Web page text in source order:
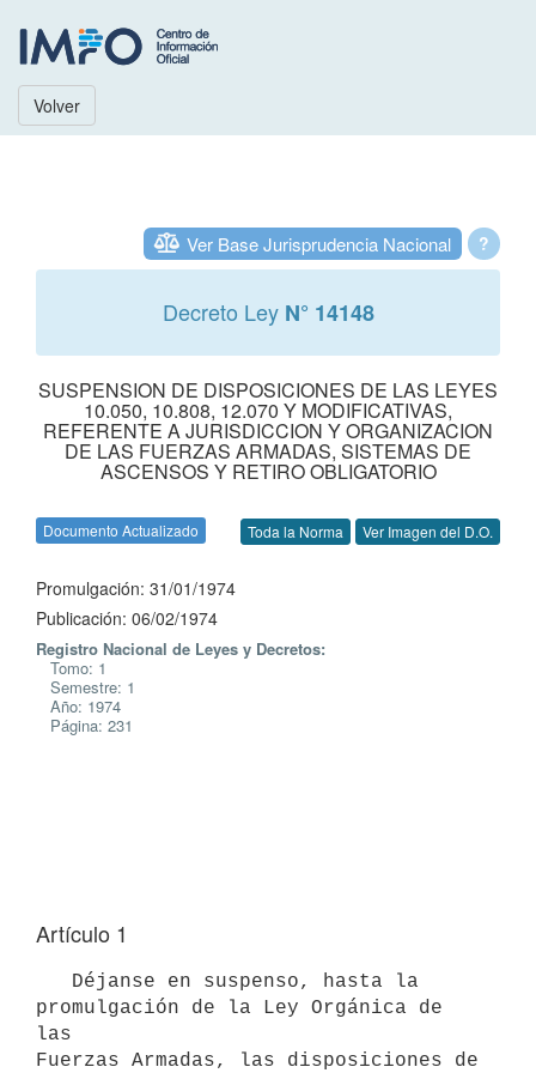
Volver
?
Ver Base Jurisprudencia Nacional
Decreto Ley N° 14148
SUSPENSION DE DISPOSICIONES DE LAS LEYES
10.050, 10.808, 12.070 Y MODIFICATIVAS,
REFERENTE A JURISDICCION Y ORGANIZACION
DE LAS FUERZAS ARMADAS, SISTEMAS DE
ASCENSOS Y RETIRO OBLIGATORIO
Documento Actualizado Toda la Norma Ver Imagen del D.O.
Promulgación: 31/01/1974
Publicación: 06/02/1974
Registro Nacional de Leyes y Decretos:
Tomo: 1
Semestre: 1
Año: 1974
Página: 231
Artículo 1
promulgación de la Ley Orgánica de
las
Fuerzas Armadas, las disposiciones de